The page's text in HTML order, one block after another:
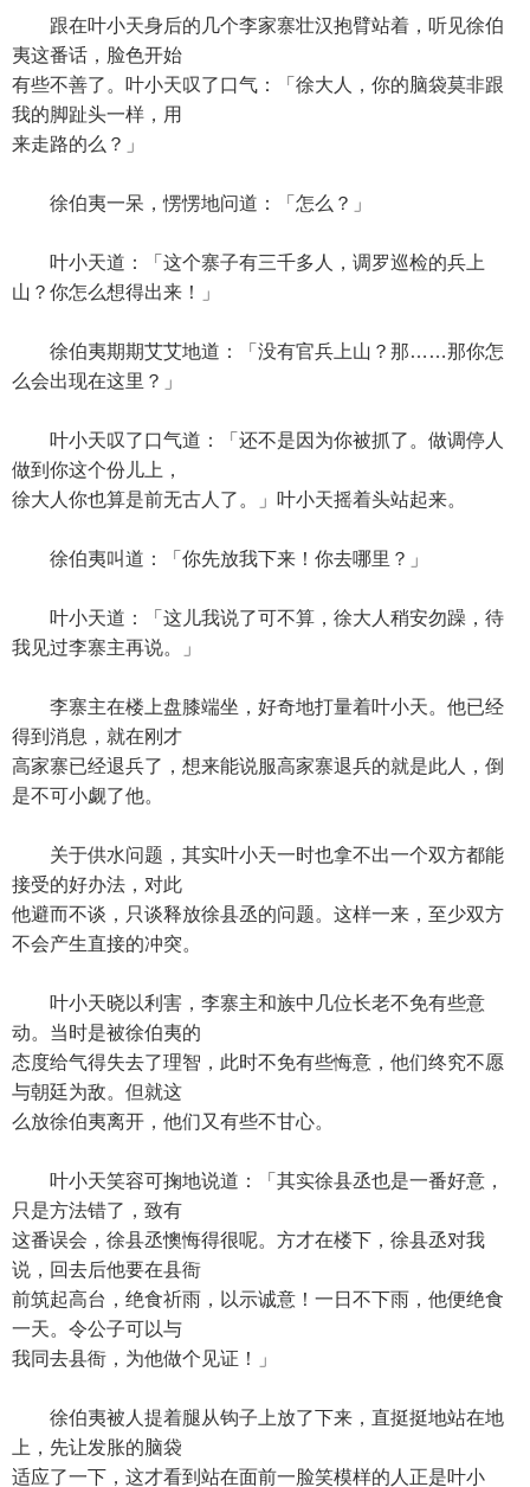
跟在叶小天身后的几个李家寨壮汉抱臂站着，听见徐伯
夷这番话，脸色开始
有些不善了。叶小天叹了口气：「徐大人，你的脑袋莫非跟
我的脚趾头一样，用
来走路的么？」
徐伯夷一呆，愣愣地问道：「怎么？」
叶小天道：「这个寨子有三千多人，调罗巡检的兵上
山？你怎么想得出来！」
徐伯夷期期艾艾地道：「没有官兵上山？那……那你怎
么会出现在这里？」
叶小天叹了口气道：「还不是因为你被抓了。做调停人
做到你这个份儿上，
徐大人你也算是前无古人了。」叶小天摇着头站起来。
徐伯夷叫道：「你先放我下来！你去哪里？」
叶小天道：「这儿我说了可不算，徐大人稍安勿躁，待
我见过李寨主再说。」
李寨主在楼上盘膝端坐，好奇地打量着叶小天。他已经
得到消息，就在刚才
高家寨已经退兵了，想来能说服高家寨退兵的就是此人，倒
是不可小觑了他。
关于供水问题，其实叶小天一时也拿不出一个双方都能
接受的好办法，对此
他避而不谈，只谈释放徐县丞的问题。这样一来，至少双方
不会产生直接的冲突。
叶小天晓以利害，李寨主和族中几位长老不免有些意
动。当时是被徐伯夷的
态度给气得失去了理智，此时不免有些悔意，他们终究不愿
与朝廷为敌。但就这
么放徐伯夷离开，他们又有些不甘心。
叶小天笑容可掬地说道：「其实徐县丞也是一番好意，
只是方法错了，致有
这番误会，徐县丞懊悔得很呢。方才在楼下，徐县丞对我
说，回去后他要在县衙
前筑起高台，绝食祈雨，以示诚意！一日不下雨，他便绝食
一天。令公子可以与
我同去县衙，为他做个见证！」
徐伯夷被人提着腿从钩子上放了下来，直挺挺地站在地
上，先让发胀的脑袋
适应了一下，这才看到站在面前一脸笑模样的人正是叶小